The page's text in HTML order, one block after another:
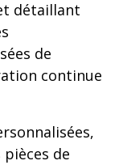
détaillant
de
continue
de